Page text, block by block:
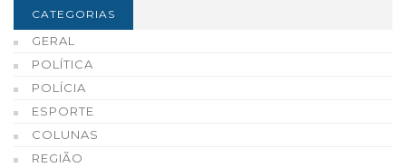
CATEGORIAS
GERAL
POLÍTICA
POLÍCIA
ESPORTE
COLUNAS
REGIÃO